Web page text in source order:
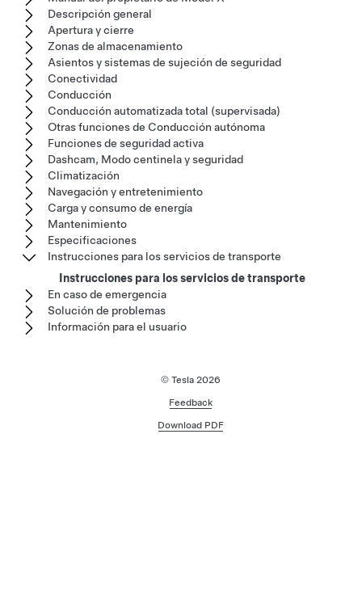
Descripción general
Apertura y cierre
Zonas de almacenamiento
Asientos y sistemas de sujeción de seguridad
Conectividad
Conducción
Conducción automatizada total (supervisada)
Otras funciones de Conducción autónoma
Funciones de seguridad activa
Dashcam, Modo centinela y seguridad
Climatización
Navegación y entretenimiento
Carga y consumo de energía
Mantenimiento
Especificaciones
Instrucciones para los servicios de transporte
Instrucciones para los servicios de transporte
En caso de emergencia
Solución de problemas
Información para el usuario
© Tesla 2026
Feedback
Download PDF